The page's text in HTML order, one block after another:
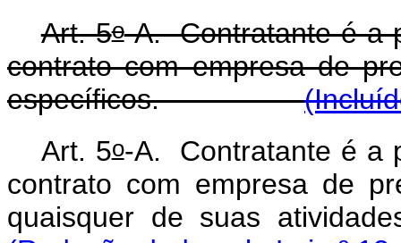
Art. 5o-A. Contratante é a
contrato com empresa de
específicos.
Art. 5o-A. Contratante é a
contrato com empresa de
quaisquer de suas